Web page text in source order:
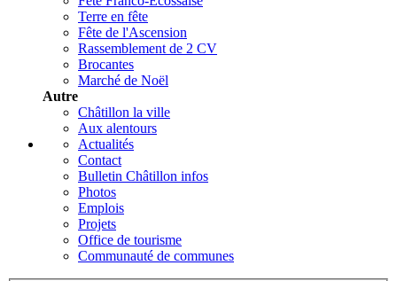
Terre en fête
Fête de l'Ascension
Rassemblement de 2 CV
Brocantes
Marché de Noël
Autre
Châtillon la ville
Aux alentours
Actualités
Contact
Bulletin Châtillon infos
Photos
Emplois
Projets
Office de tourisme
Communauté de communes